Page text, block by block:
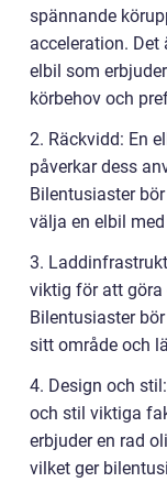
spännande
acceleration.
elbil som
körbehov och
2. Räckvidd: En
påverkar dess
Bilentusiaster
välja en elbil
3.
viktig för att göra
Bilentusiaster
sitt område och
4. Design och
och stil viktiga
erbjuder en rad
vilket ger